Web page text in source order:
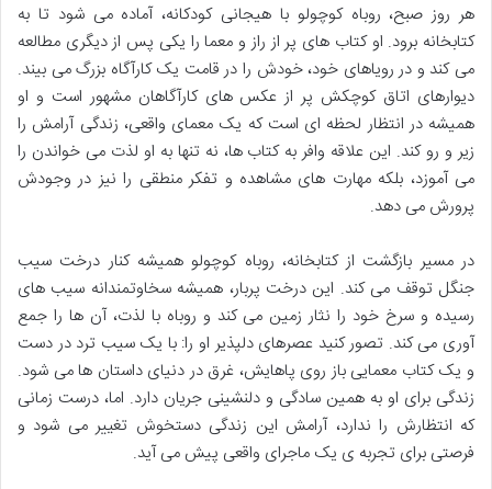
هر روز صبح، روباه کوچولو با هیجانی کودکانه، آماده می شود تا به
کتابخانه برود. او کتاب های پر از راز و معما را یکی پس از دیگری مطالعه
می کند و در رویاهای خود، خودش را در قامت یک کارآگاه بزرگ می بیند.
دیوارهای اتاق کوچکش پر از عکس های کارآگاهان مشهور است و او
همیشه در انتظار لحظه ای است که یک معمای واقعی، زندگی آرامش را
زیر و رو کند. این علاقه وافر به کتاب ها، نه تنها به او لذت می خواندن را
می آموزد، بلکه مهارت های مشاهده و تفکر منطقی را نیز در وجودش
پرورش می دهد.
در مسیر بازگشت از کتابخانه، روباه کوچولو همیشه کنار درخت سیب
جنگل توقف می کند. این درخت پربار، همیشه سخاوتمندانه سیب های
رسیده و سرخ خود را نثار زمین می کند و روباه با لذت، آن ها را جمع
آوری می کند. تصور کنید عصرهای دلپذیر او را: با یک سیب ترد در دست
و یک کتاب معمایی باز روی پاهایش، غرق در دنیای داستان ها می شود.
زندگی برای او به همین سادگی و دلنشینی جریان دارد. اما، درست زمانی
که انتظارش را ندارد، آرامش این زندگی دستخوش تغییر می شود و
فرصتی برای تجربه ی یک ماجرای واقعی پیش می آید.